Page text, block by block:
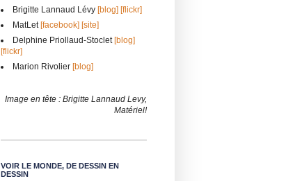
Brigitte Lannaud Lévy [blog] [flickr]
MatLet[facebook] [site]
Delphine Priollaud-Stoclet[blog]
[flickr]
Marion Rivolier [blog]
Image en tête : Brigitte Lannaud Levy,
Matériel!
VOIR LE MONDE, DE DESSIN EN
DESSIN